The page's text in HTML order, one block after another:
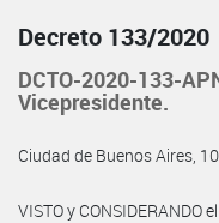
Decreto 133/2020
DCTO-2020-133-
Vicepresidente.
Ciudad de Buenos Aires,
VISTO y CONSIDERANDO